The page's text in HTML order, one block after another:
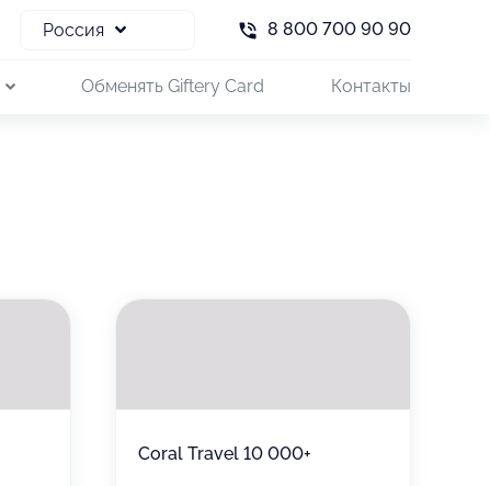
Россия 8 800 700 90 90
Обменять Giftery Card Контакты
Coral Travel 10 000+